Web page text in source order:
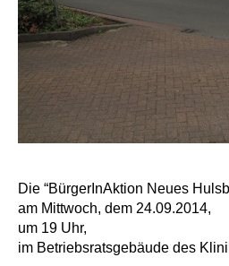
Die “BürgerInAktion Neues
am Mittwoch, dem 24.09.2014,
um 19 Uhr,
im Betriebsratsgebäude des